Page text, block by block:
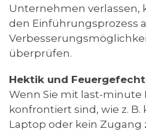
Unternehmen verlassen,
den Einführungsprozess
überprüfen.
Hektik und
Wenn Sie mit last-minute
konfrontiert sind, wie z. B.
Laptop oder kein Zugang